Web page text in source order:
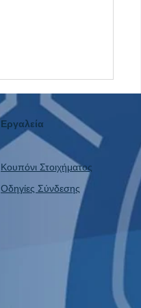
Εργαλεία
Κουπόνι Στοιχήματος
Οδηγίες Σύνδεσης